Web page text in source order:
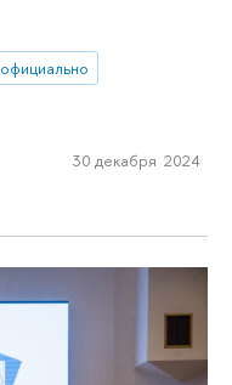
официально
30 декабря 2024